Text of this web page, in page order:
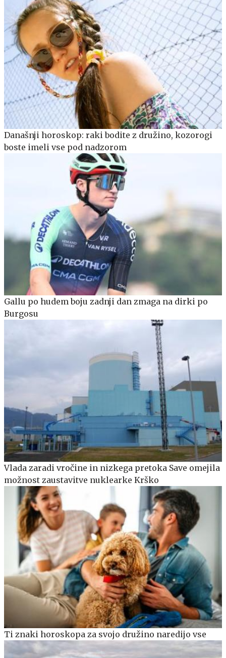
Današnji horoskop: raki bodite z družino, kozorogi
boste imeli vse pod nadzorom
Gallu po hudem boju zadnji dan zmaga na dirki po
Burgosu
Vlada zaradi vročine in nizkega pretoka Save omejila
možnost zaustavitve nuklearke Krško
Ti znaki horoskopa za svojo družino naredijo vse